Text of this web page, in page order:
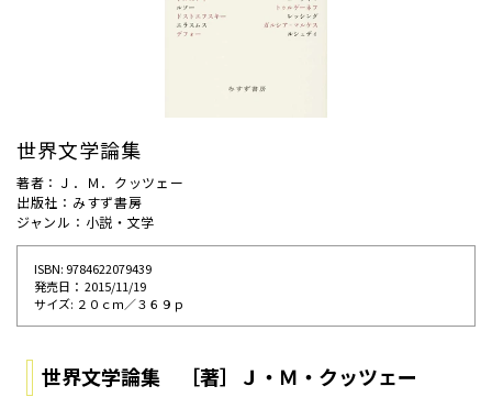
世界文学論集
著者：Ｊ．Ｍ．クッツェー
出版社：みすず書房
ジャンル：小説・文学
ISBN: 9784622079439
発売⽇： 2015/11/19
サイズ: ２０ｃｍ／３６９ｐ
世界文学論集 ［著］Ｊ・Ｍ・クッツェー